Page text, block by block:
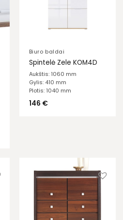
Biuro baldai
Spintelė Zele KOM4D
Aukštis: 1060 mm
Gylis: 410 mm
Plotis: 1040 mm
146 €